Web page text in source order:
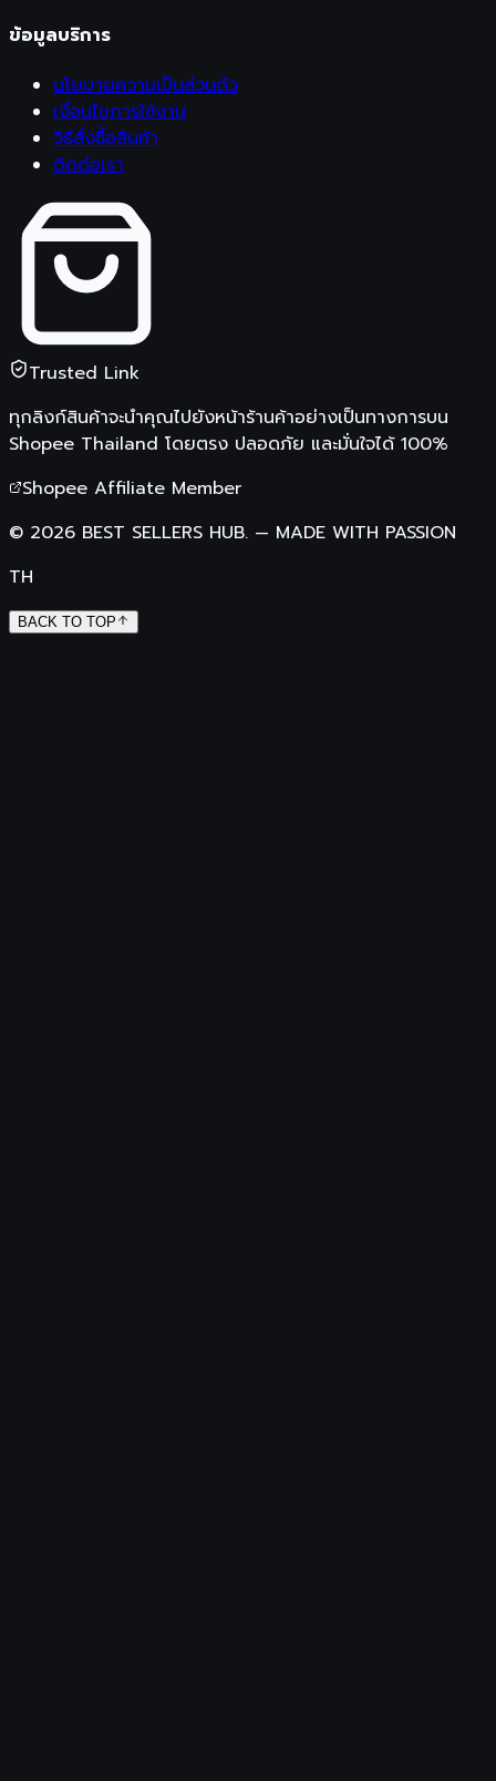
ข้อมูลบริการ
นโยบายความเป็นส่วนตัว
เงื่อนไขการใช้งาน
วิธีสั่งซื้อสินค้า
ติดต่อเรา
Trusted Link
ทุกลิงก์สินค้าจะนำคุณไปยังหน้าร้านค้าอย่างเป็นทางการบน
Shopee Thailand โดยตรง ปลอดภัย และมั่นใจได้ 100%
Shopee Affiliate Member
© 2026 BEST SELLERS HUB. — MADE WITH PASSION
TH
BACK TO TOP